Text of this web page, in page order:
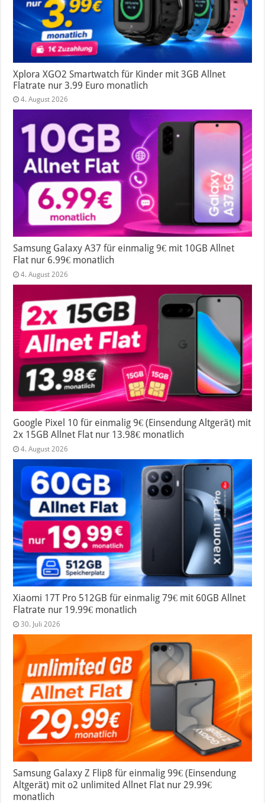
Xplora XGO2 Smartwatch für Kinder mit 3GB Allnet
Flatrate nur 3.99 Euro monatlich
4. August 2026
Samsung Galaxy A37 für einmalig 9€ mit 10GB Allnet
Flat nur 6.99€ monatlich
4. August 2026
Google Pixel 10 für einmalig 9€ (Einsendung Altgerät) mit
2x 15GB Allnet Flat nur 13.98€ monatlich
4. August 2026
Xiaomi 17T Pro 512GB für einmalig 79€ mit 60GB Allnet
Flatrate nur 19.99€ monatlich
30. Juli 2026
Samsung Galaxy Z Flip8 für einmalig 99€ (Einsendung
Altgerät) mit o2 unlimited Allnet Flat nur 29.99€
monatlich